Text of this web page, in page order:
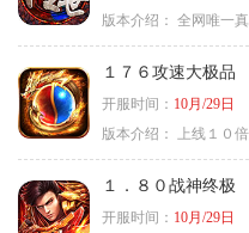
版本介绍： 全网唯一
１７６攻速大极品
开服时间： 10月/29日
版本介绍：
上线１０倍
１．８０战神终极
开服时间： 10月/29日